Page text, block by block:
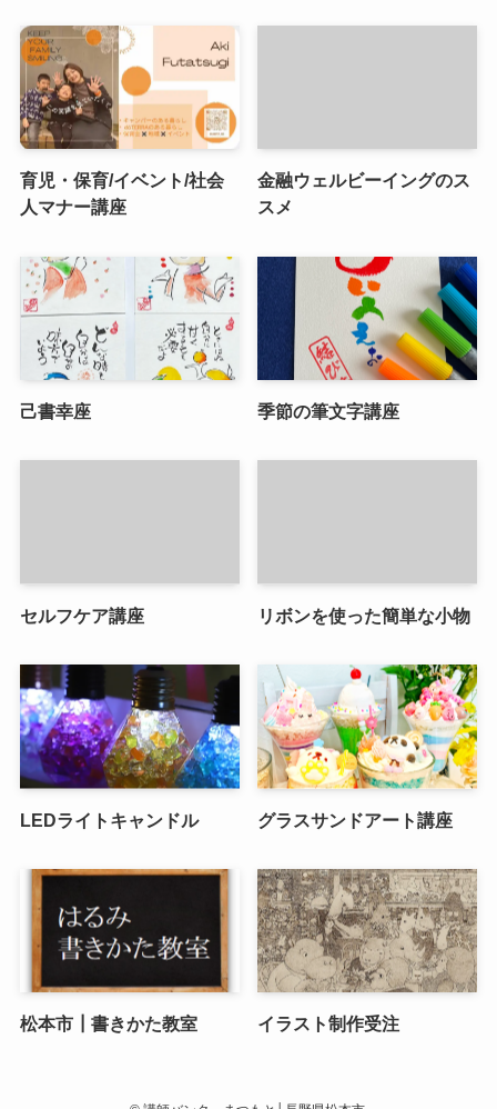
育児・保育/イベント/社会
人マナー講座
金融ウェルビーイングのス
スメ
己書幸座 季節の筆文字講座
セルフケア講座 リボンを使った簡単な小物
LEDライトキャンドル グラスサンドアート講座
松本市┃書きかた教室 イラスト制作受注